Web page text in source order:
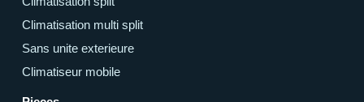
Climatisation multi split
Sans unite exterieure
Climatiseur mobile